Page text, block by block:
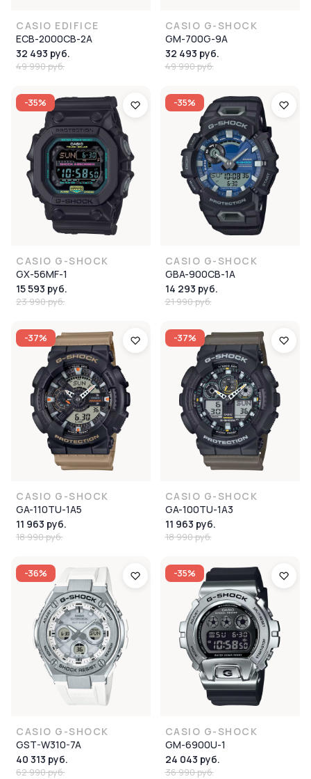
CASIO EDIFICE
ECB-2000CB-2A
32 493 руб.
49 990 руб.
CASIO G-SHOCK
GM-700G-9A
32 493 руб.
49 990 руб.
-35%
CASIO G-SHOCK
GX-56MF-1
15 593 руб.
23 990 руб.
-35%
CASIO G-SHOCK
GBA-900CB-1A
14 293 руб.
21 990 руб.
-37%
CASIO G-SHOCK
GA-110TU-1A5
11 963 руб.
18 990 руб.
-37%
CASIO G-SHOCK
GA-100TU-1A3
11 963 руб.
18 990 руб.
-36%
CASIO G-SHOCK
GST-W310-7A
40 313 руб.
62 990 руб.
-35%
CASIO G-SHOCK
GM-6900U-1
24 043 руб.
36 990 руб.